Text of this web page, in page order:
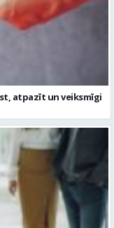
atpazīt un veiksmīgi